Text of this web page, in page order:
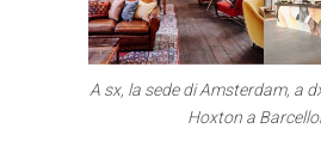
A sx, la sede di Amsterdam, a
Hoxton a